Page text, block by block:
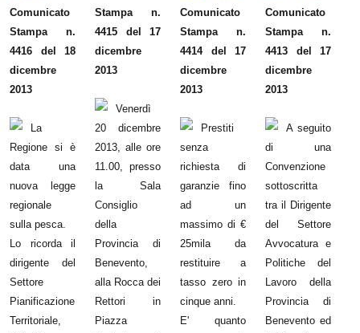
Comunicato
Stampa n.
4416 del 18
dicembre
2013
La
Regione si è
data una
nuova legge
regionale
sulla pesca.
Lo ricorda il
dirigente del
Settore
Pianificazione
Territoriale,
Stampa n.
4415 del 17
dicembre
2013
Venerdì
20 dicembre
2013, alle ore
11.00, presso
la Sala
Consiglio
della
Provincia di
Benevento,
alla Rocca dei
Rettori in
Piazza
Comunicato
Stampa n.
4414 del 17
dicembre
2013
Prestiti
senza
richiesta di
garanzie fino
ad un
massimo di €
25mila da
restituire a
tasso zero in
cinque anni.
E' quanto
Comunicato
Stampa n.
4413 del 17
dicembre
2013
A seguito
di una
Convenzione
sottoscritta
tra il Dirigente
del Settore
Avvocatura e
Politiche del
Lavoro della
Provincia di
Benevento ed